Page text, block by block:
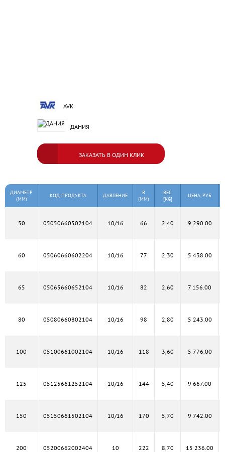
AVK
ДАНИЯ
ЗАКАЗАТЬ В ОДИН КЛИК
ДИАМЕТР
(MM)
КОД ПРОДУКТА ДАВЛЕНИЕ
B
(MM)
ВЕС
[KG]
ЦЕНА, РУБ
50 05050660502104 10/16 66 2,40 9 290.00
60 05060660602204 10/16 77 2,30 5 438.00
65 05065660652104 10/16 82 2,60 7 156.00
80 05080660802104 10/16 98 2,80 5 243.00
100 05100661002104 10/16 118 3,60 5 776.00
125 05125661252104 10/16 144 5,40 9 667.00
150 05150661502104 10/16 170 5,70 9 742.00
200 05200662002404 10 222 8,70 15 236.00